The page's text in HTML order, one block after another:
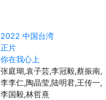
2022 中国台湾
正片
你在我心上
张庭瑚,袁子芸,李冠毅,蔡振南,
李李仁,陶晶莹,陆明君,王传一,
李国毅,林哲熹